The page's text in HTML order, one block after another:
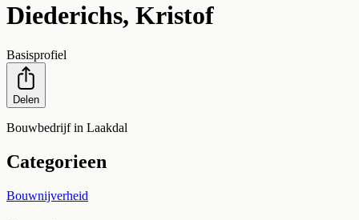
Diederichs, Kristof
Basisprofiel
Delen
Bouwbedrijf in Laakdal
Categorieen
Bouwnijverheid